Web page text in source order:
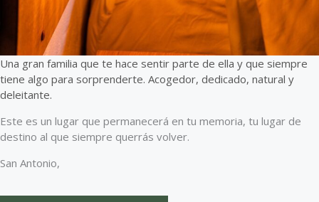
Una gran familia que te hace sentir parte de ella y que siempre
tiene algo para sorprenderte. Acogedor, dedicado, natural y
deleitante.
Este es un lugar que permanecerá en tu memoria, tu lugar de
destino al que siempre querrás volver.
San Antonio,